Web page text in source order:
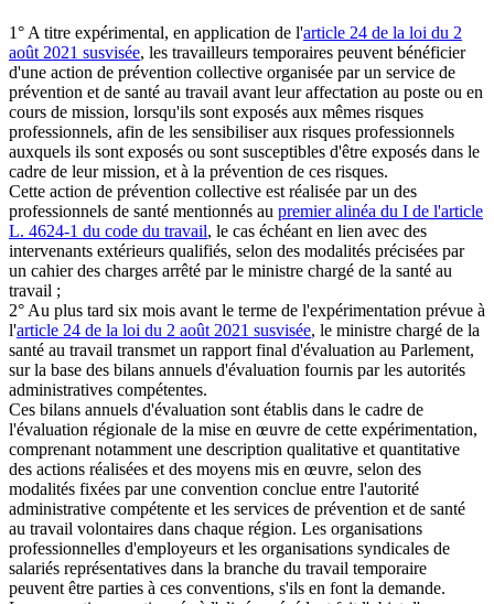
1° A titre expérimental, en application de l'article 24 de la loi du 2
août 2021 susvisée, les travailleurs temporaires peuvent bénéficier
d'une action de prévention collective organisée par un service de
prévention et de santé au travail avant leur affectation au poste ou en
cours de mission, lorsqu'ils sont exposés aux mêmes risques
professionnels, afin de les sensibiliser aux risques professionnels
auxquels ils sont exposés ou sont susceptibles d'être exposés dans le
cadre de leur mission, et à la prévention de ces risques.
Cette action de prévention collective est réalisée par un des
professionnels de santé mentionnés au premier alinéa du I de l'article
L. 4624-1 du code du travail, le cas échéant en lien avec des
intervenants extérieurs qualifiés, selon des modalités précisées par
un cahier des charges arrêté par le ministre chargé de la santé au
travail ;
2° Au plus tard six mois avant le terme de l'expérimentation prévue à
l'article 24 de la loi du 2 août 2021 susvisée, le ministre chargé de la
santé au travail transmet un rapport final d'évaluation au Parlement,
sur la base des bilans annuels d'évaluation fournis par les autorités
administratives compétentes.
Ces bilans annuels d'évaluation sont établis dans le cadre de
l'évaluation régionale de la mise en œuvre de cette expérimentation,
comprenant notamment une description qualitative et quantitative
des actions réalisées et des moyens mis en œuvre, selon des
modalités fixées par une convention conclue entre l'autorité
administrative compétente et les services de prévention et de santé
au travail volontaires dans chaque région. Les organisations
professionnelles d'employeurs et les organisations syndicales de
salariés représentatives dans la branche du travail temporaire
peuvent être parties à ces conventions, s'ils en font la demande.